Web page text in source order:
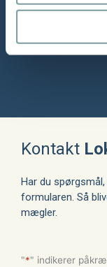
Kontakt
Har du
formularen. Så
mægler.
"*" indikerer